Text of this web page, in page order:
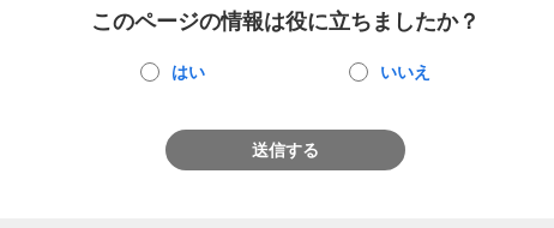
このページの情報は役に立ちましたか？
はい いいえ
送信する